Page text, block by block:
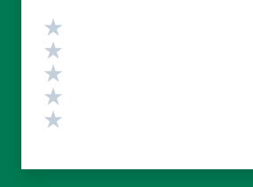
Valutazione